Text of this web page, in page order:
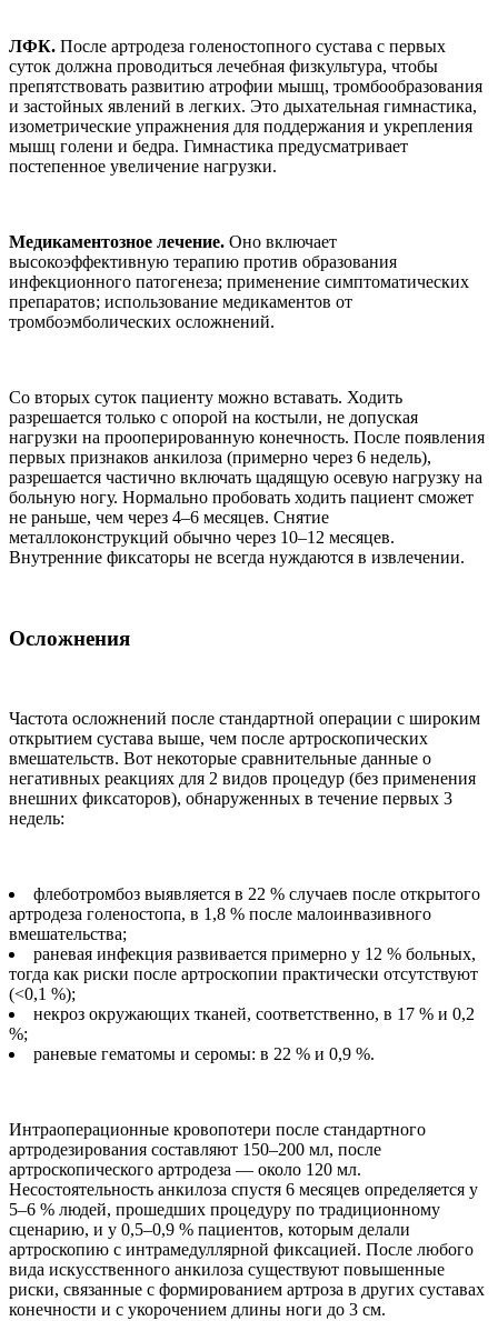
ЛФК. После артродеза голеностопного сустава с первых
суток должна проводиться лечебная физкультура, чтобы
препятствовать развитию атрофии мышц, тромбообразования
и застойных явлений в легких. Это дыхательная гимнастика,
изометрические упражнения для поддержания и укрепления
мышц голени и бедра. Гимнастика предусматривает
постепенное увеличение нагрузки.
Медикаментозное лечение. Оно включает
высокоэффективную терапию против образования
инфекционного патогенеза; применение симптоматических
препаратов; использование медикаментов от
тромбоэмболических осложнений.
Со вторых суток пациенту можно вставать. Ходить
разрешается только с опорой на костыли, не допуская
нагрузки на прооперированную конечность. После появления
первых признаков анкилоза (примерно через 6 недель),
разрешается частично включать щадящую осевую нагрузку на
больную ногу. Нормально пробовать ходить пациент сможет
не раньше, чем через 4–6 месяцев. Снятие
металлоконструкций обычно через 10–12 месяцев.
Внутренние фиксаторы не всегда нуждаются в извлечении.
Осложнения
Частота осложнений после стандартной операции с широким
открытием сустава выше, чем после артроскопических
вмешательств. Вот некоторые сравнительные данные о
негативных реакциях для 2 видов процедур (без применения
внешних фиксаторов), обнаруженных в течение первых 3
недель:
флеботромбоз выявляется в 22 % случаев после открытого
артродеза голеностопа, в 1,8 % после малоинвазивного
вмешательства;
раневая инфекция развивается примерно у 12 % больных,
тогда как риски после артроскопии практически отсутствуют
(<0,1 %);
некроз окружающих тканей, соответственно, в 17 % и 0,2
%;
раневые гематомы и серомы: в 22 % и 0,9 %.
Интраоперационные кровопотери после стандартного
артродезирования составляют 150–200 мл, после
артроскопического артродеза — около 120 мл.
Несостоятельность анкилоза спустя 6 месяцев определяется у
5–6 % людей, прошедших процедуру по традиционному
сценарию, и у 0,5–0,9 % пациентов, которым делали
артроскопию с интрамедуллярной фиксацией. После любого
вида искусственного анкилоза существуют повышенные
риски, связанные с формированием артроза в других суставах
конечности и с укорочением длины ноги до 3 см.